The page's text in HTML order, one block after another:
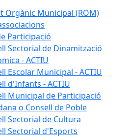
Orgànic Municipal (ROM)
Participació
Sectorial de Dinamització
- ACTIU
Escolar Municipal - ACTIU
d'Infants - ACTIU
Municipal de Participació
o Consell de Poble
Sectorial de Cultura
Sectorial d'Esports